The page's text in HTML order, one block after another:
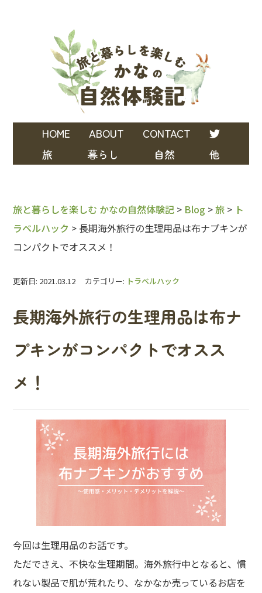
HOME ABOUT
CONTACT
旅
暮らし 自然 他
旅と暮らしを楽しむ かなの自然体験記 > Blog >旅 > ト
ラベルハック > 長期海外旅行の生理用品は布ナプキンが
コンパクトでオススメ！
更新日: 2021.03.12 カテゴリー: トラベルハック
長期海外旅行の生理用品は布ナ
プキンがコンパクトでオスス
メ！
今回は生理用品のお話です。
ただでさえ、不快な生理期間。海外旅行中となると、慣
れない製品で肌が荒れたり、なかなか売っているお店を